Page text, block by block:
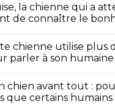
la chienne qui a
de connaître le
chienne utilise plus
parler à son humaine
chien avant tout :
que certains humains